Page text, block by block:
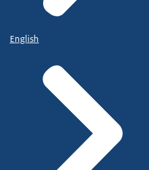
English